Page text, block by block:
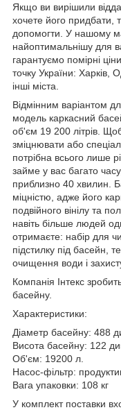
Якщо ви вирішили
хочете його придбати,
допомогти. У нашому
найоптимальнішу для
гарантуємо помірні
точку України: Харків,
інші міста.
Відмінним варіантом
модель каркасний
об'єм 19 200 літрів.
зміцнювати або
потрібна всього лише
займе у вас багато
приблизно 40 хвилин.
міцністю, адже його
подвійного вінілу та
навіть більше людей
отримаєте: набір для
підстилку під басейн,
очищення води і захисту
Компанія Інтекс
басейну.
Характеристики:
Діаметр басейну: 488
Висота басейну: 122
Об'єм: 19200 л.
Насос-фільтр:
Вага упаковки: 108 кг
У комплект поставки